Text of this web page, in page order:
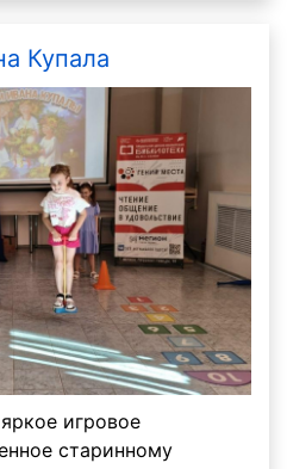
Купала
игровое
старинному